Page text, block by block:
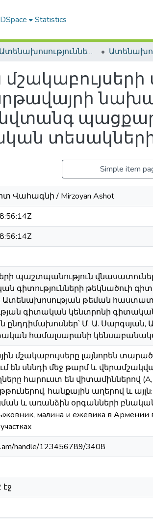
Statistics
Ատենախոսություններ և սեղմագրեր / Theses & Abstracts
Simple item
Վահագնի / Mirzoyan Ashot
պաշտպանություն
գիտությունների թեկնածուի
թեման
գիտական կենտրոնի գիտական
Մ. Ա. Սարգսյան,
համալսարանի
մշակաբույսերը լայնորեն
են սննդի մեջ թարմ և
հարուստ են վիտամիններով (A,
հանքային աղերով և
և առանձին օրգանների բնականոն
малина и ежевика в Армении
handle/123456789/3408